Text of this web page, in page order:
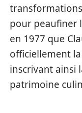
pour peaufiner
en 1977 que
officiellement la
inscrivant ainsi
patrimoine